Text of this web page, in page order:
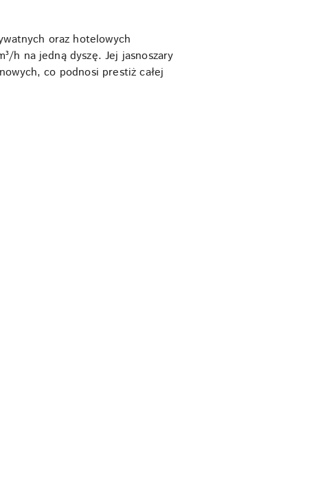
oraz hotelowych
h na jedną dyszę. Jej jasnoszary
co podnosi prestiż całej